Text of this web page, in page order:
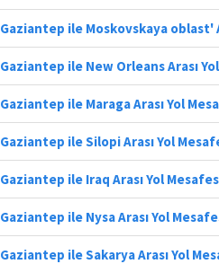
Gaziantep ile Moskovskaya oblast'
Gaziantep ile New Orleans Arası
Gaziantep ile Maraga Arası Yol
Gaziantep ile Silopi Arası Yol
Gaziantep ile Iraq Arası Yol
Gaziantep ile Nysa Arası Yol
Gaziantep ile Sakarya Arası Yol